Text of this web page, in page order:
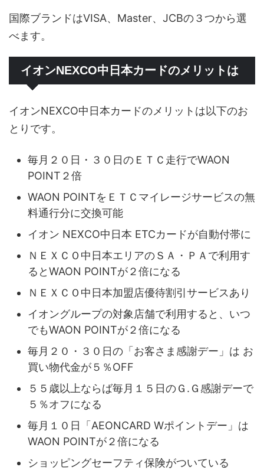
国際ブランドはVISA、Master、JCBの３つから選
べます。
イオンNEXCO中日本カードのメリットは
イオンNEXCO中日本カードのメリットは以下のお
とりです。
毎月２０日・３０日のＥＴＣ走行でWAON
POINT２倍
WAON POINTをＥＴＣマイレージサービスの無
料通行分に交換可能
イオン NEXCO中日本 ETCカードが自動付帯に
ＮＥＸＣＯ中日本エリアのＳＡ・ＰＡで利用す
るとWAON POINTが２倍になる
ＮＥＸＣＯ中日本加盟店優待割引サービスあり
イオングループの対象店舗で利用すると、いつ
でもWAON POINTが２倍になる
毎月２０・３０日の「お客さま感謝デー」は お
買い物代金が５％OFF
５５歳以上ならば毎月１５日のＧ.Ｇ感謝デーで
５％オフになる
毎月１０日「AEONCARD Wポイントデー」は
WAON POINTが２倍になる
ショッピングセーフティ保険がついている